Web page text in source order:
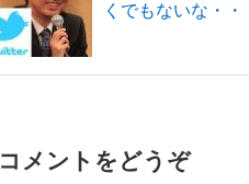
くでもないな・・
コメントをどうぞ